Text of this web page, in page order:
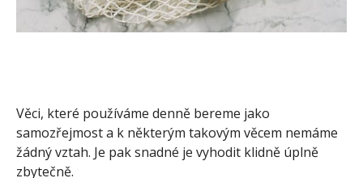
Věci, které používáme denně bereme jako
samozřejmost a k některým takovým věcem nemáme
žádný vztah. Je pak snadné je vyhodit klidně úplně
zbytečně.